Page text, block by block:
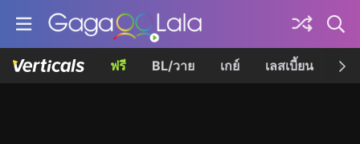
ฟรี BL/วาย เกย์ เลสเบี้ยน เค